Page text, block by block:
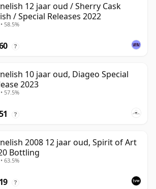
12 jaar oud / Sherry Cask
/ Special Releases 2022
58.5%
?
10 jaar oud, Diageo Special
2023
57.5%
?
2008 12 jaar oud, Spirit of Art
Bottling
63.5%
?